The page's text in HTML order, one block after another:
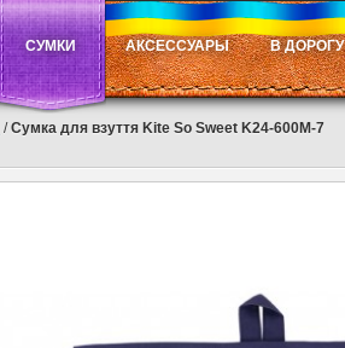
СУМКИ АКСЕССУАРЫ В ДОРОГУ
/Сумка для взуття Kite So Sweet K24-600M-7